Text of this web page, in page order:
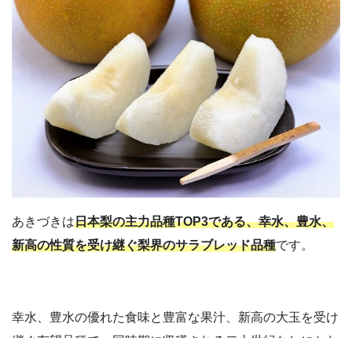
あきづきは日本梨の主力品種TOP3である、幸水、豊水、
新高の性質を受け継ぐ梨界のサラブレッド品種です。
幸水、豊水の優れた食味と豊富な果汁、新高の大玉を受け